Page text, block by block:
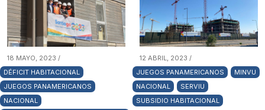
18 MAYO, 2023 /
DÉFICIT HABITACIONAL
JUEGOS PANAMERICANOS
NACIONAL
12 ABRIL, 2023 /
JUEGOS PANAMERICANOS
MINVU
NACIONAL
SERVIU
SUBSIDIO HABITACIONAL